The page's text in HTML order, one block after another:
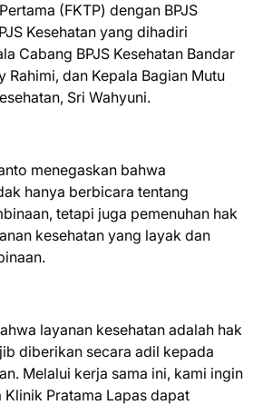
(FKTP) dengan BPJS
Kesehatan yang dihadiri
Cabang BPJS Kesehatan Bandar
Rahimi, dan Kepala Bagian Mutu
Sri Wahyuni.
menegaskan bahwa
hanya berbicara tentang
tetapi juga pemenuhan hak
kesehatan yang layak dan
layanan kesehatan adalah hak
diberikan secara adil kepada
Melalui kerja sama ini, kami ingin
Pratama Lapas dapat